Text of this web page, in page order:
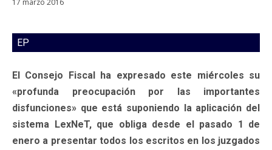
EP
El Consejo Fiscal ha expresado este miércoles su
«profunda preocupación por las importantes
disfunciones» que está suponiendo la aplicación del
sistema LexNeT, que obliga desde el pasado 1 de
enero a presentar todos los escritos en los juzgados